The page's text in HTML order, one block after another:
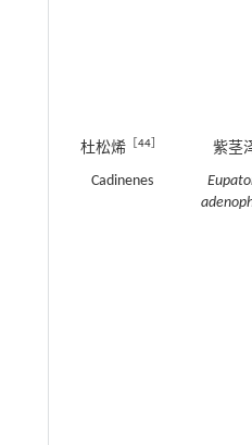
杜松烯 ［44
Cadinenes
紫茎